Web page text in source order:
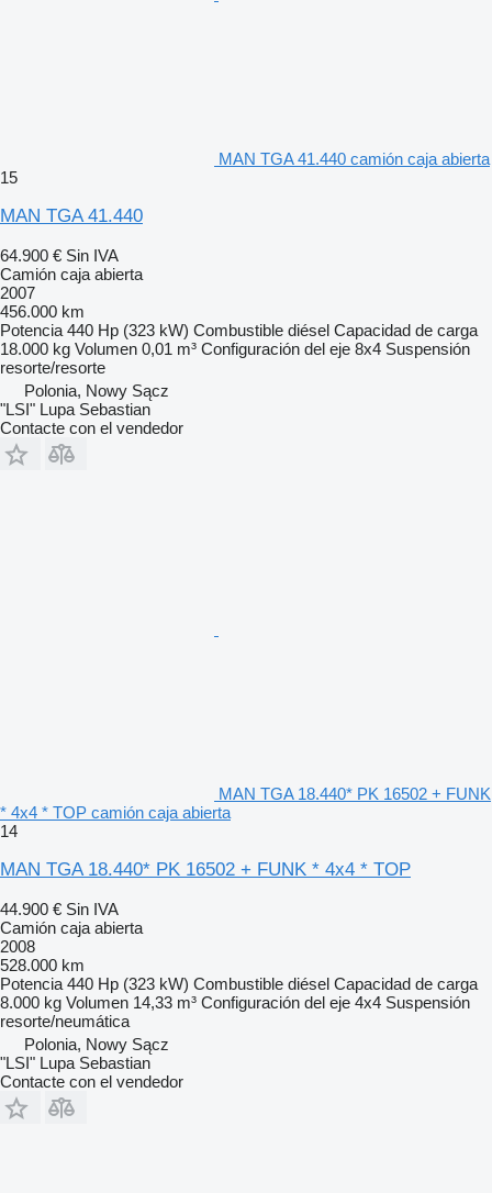
MAN TGA 41.440 camión caja abierta
15
MAN TGA 41.440
64.900 € Sin IVA
Camión caja abierta
2007
456.000 km
Potencia 440 Hp (323 kW) Combustible diésel Capacidad de carga
18.000 kg Volumen 0,01 m³ Configuración del eje 8x4 Suspensión
resorte/resorte
Polonia, Nowy Sącz
"LSI" Lupa Sebastian
Contacte con el vendedor
MAN TGA 18.440* PK 16502 + FUNK
* 4x4 * TOP camión caja abierta
14
MAN TGA 18.440* PK 16502 + FUNK * 4x4 * TOP
44.900 € Sin IVA
Camión caja abierta
2008
528.000 km
Potencia 440 Hp (323 kW) Combustible diésel Capacidad de carga
8.000 kg Volumen 14,33 m³ Configuración del eje 4x4 Suspensión
resorte/neumática
Polonia, Nowy Sącz
"LSI" Lupa Sebastian
Contacte con el vendedor